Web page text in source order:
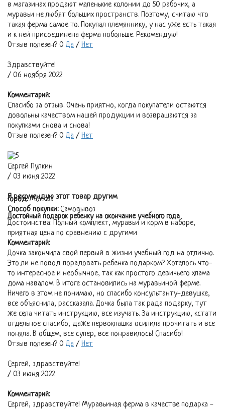
в магазинах продают маленькие колонии до 50 рабочих, а
муравьи не любят больших пространств. Поэтому, считаю что
такая ферма самое то. Покупал племяннику, у нас уже есть такая
и к ней присоединена ферма побольше. Рекомендую!
Отзыв полезен? 0 Да / Нет
Здравствуйте!
/ 06 ноября 2022
Комментарий:
Спасибо за отзыв. Очень приятно, когда покупатели остаются
довольны качеством нашей продукции и возвращаются за
покупками снова и снова!
Отзыв полезен? 0 Да / Нет
Сергей Пулкин
/ 03 июня 2022
Я рекомендую этот товар другим
Город:Москва
Способ покупки: Самовывоз
Достойный подарок ребенку на окончание учебного года
Достоинства: Полный комплект, муравьи и корм в наборе,
приятная цена по сравнению с другими
Комментарий:
Дочка закончила свой первый в жизни учебный год на отлично.
Это ли не повод порадовать ребенка подарком? Хотелось что-
то интересное и необычное, так как простого девичьего хлама
дома навалом. В итоге остановились на муравьиной ферме.
Ничего в этом не понимаю, но спасибо консультанту-девушке,
все объяснила, рассказала. Дочка была так рада подарку, тут
же села читать инструкцию, все изучать. За инструкцию, кстати
отдельное спасибо, даже первоклашка осилила прочитать и все
поняла. В общем, все супер, все понравилось! Спасибо!
Отзыв полезен? 0 Да / Нет
Сергей, здравствуйте!
/ 03 июня 2022
Комментарий:
Сергей, здравствуйте! Муравьиная ферма в качестве подарка -